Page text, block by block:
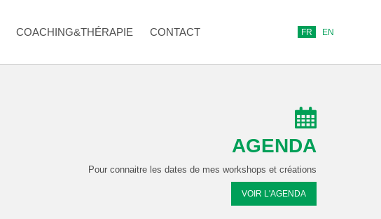
COACHING&THÉRAPIE CONTACT FR EN
AGENDA
Pour connaitre les dates de mes workshops et créations
VOIR L'AGENDA